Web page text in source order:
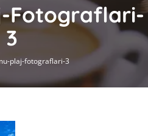
Fotograflari-
3
plaj-fotograflari-3